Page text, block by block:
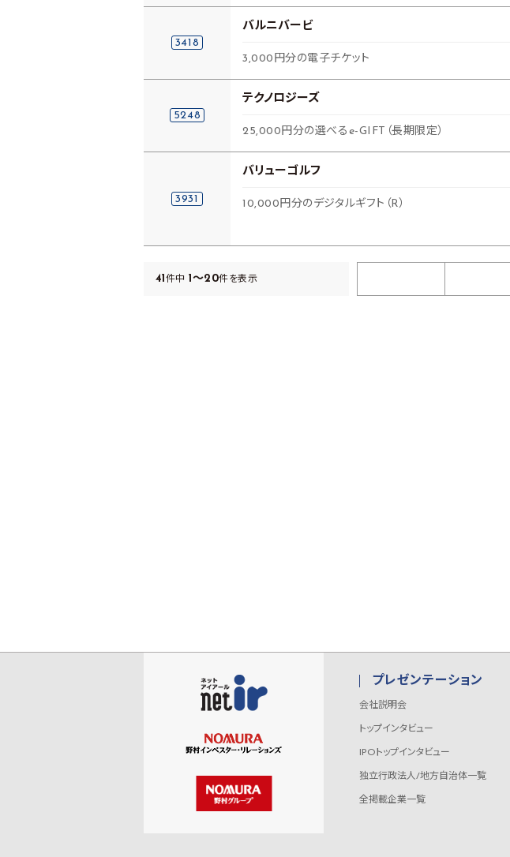
3418
バルニバービ
3,000円分の電子チケット
5248
テクノロジーズ
25,000円分の選べるe-GIFT（長期限定）
3931
バリューゴルフ
10,000円分のデジタルギフト（R）
41 件中 1～20件を表示
プレゼンテーション
会社説明会
トップインタビュー
IPOトップインタビュー
独立行政法人/地方自治体一覧
全掲載企業一覧